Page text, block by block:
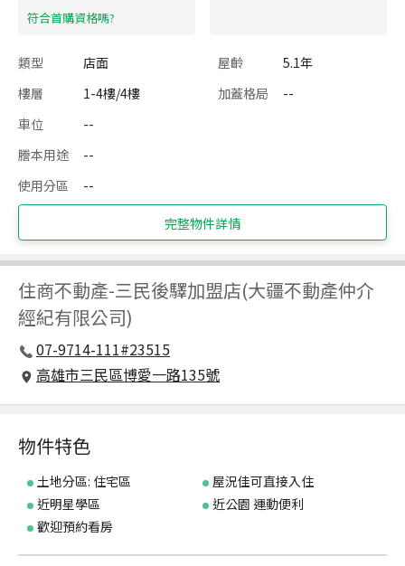
​符合首購資格嗎?
類型 店面 屋齡
5.1年
樓層
1-4樓/4樓 加蓋格局
--
車位
--
謄本用途
--
使用分區
--
完整物件詳情
住商不動產-三民後驛加盟店(大疆不動產仲介
經紀有限公司)
07-9714-111#23515
高雄市三民區博愛一路135號
物件特色
土地分區: 住宅區
屋況佳可直接入住
近明星學區
近公園 運動便利
歡迎預約看房